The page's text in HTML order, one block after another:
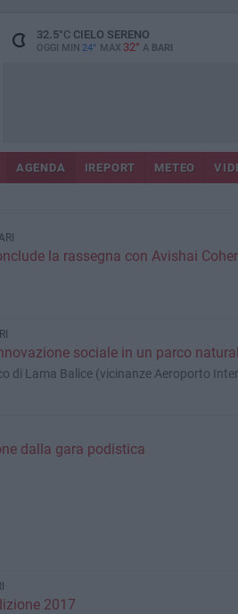
32.5°CCIELO SERENO
OGGI MIN 24° MAX 32° A BARI
AGENDA IREPORT METEO
la rassegna con Avishai
sociale in un parco
di Lama Balice (vicinanze Aeroporto
dalla gara podistica
2017